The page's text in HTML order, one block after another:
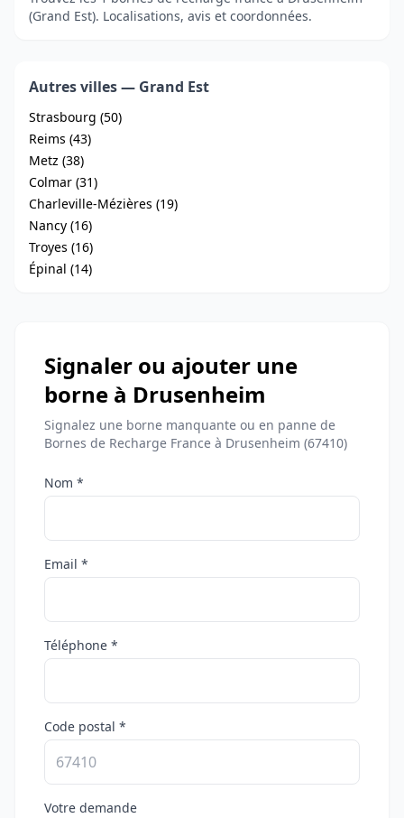
(Grand Est). Localisations, avis et coordonnées.
Autres villes — Grand Est
Strasbourg (50)
Reims (43)
Metz (38)
Colmar (31)
Charleville-Mézières (19)
Nancy (16)
Troyes (16)
Épinal (14)
Signaler ou ajouter une
borne à Drusenheim
Signalez une borne manquante ou en panne de
Bornes de Recharge France à Drusenheim (67410)
Nom *
Email *
Téléphone *
Code postal *
Votre demande